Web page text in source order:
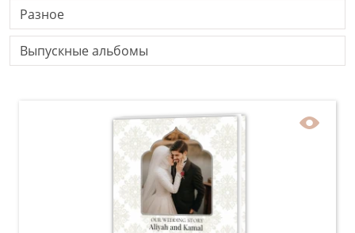
Разное
Выпускные альбомы